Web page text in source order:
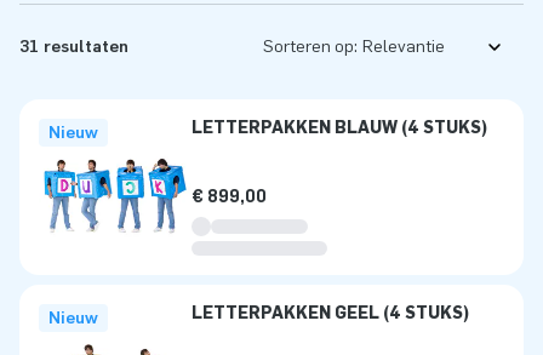
31 resultaten Sorteren op:
Nieuw LETTERPAKKEN BLAUW (4 STUKS)
€ 899,00
Nieuw LETTERPAKKEN GEEL (4 STUKS)